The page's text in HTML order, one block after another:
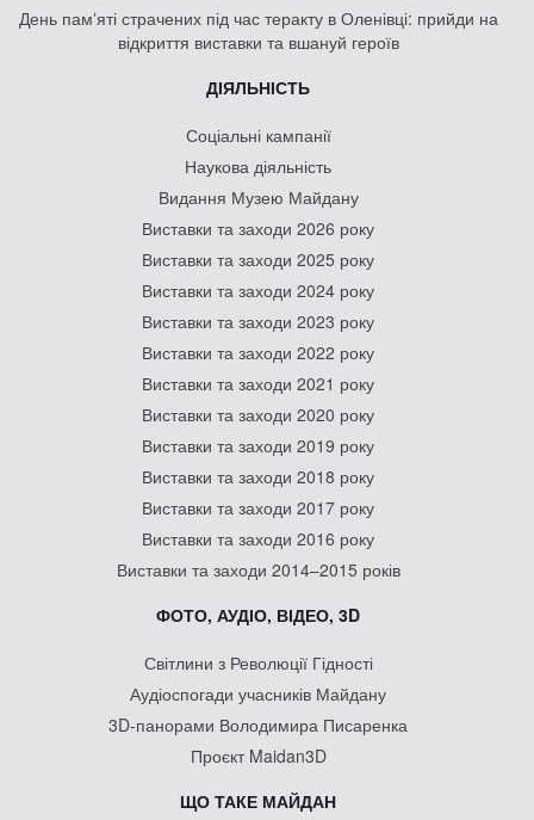
День памʼяті страчених під час теракту в Оленівці: прийди на
відкриття виставки та вшануй героїв
ДІЯЛЬНІСТЬ
Соціальні кампанії
Наукова діяльність
Видання Музею Майдану
Виставки та заходи 2026 року
Виставки та заходи 2025 року
Виставки та заходи 2024 року
Виставки та заходи 2023 року
Виставки та заходи 2022 року
Виставки та заходи 2021 року
Виставки та заходи 2020 року
Виставки та заходи 2019 року
Виставки та заходи 2018 року
Виставки та заходи 2017 року
Виставки та заходи 2016 року
Виставки та заходи 2014–2015 років
ФОТО, АУДІО, ВІДЕО, 3D
Світлини з Революції Гідності
Аудіоспогади учасників Майдану
3D-панорами Володимира Писаренка
Проєкт Maidan3D
ЩО ТАКЕ МАЙДАН